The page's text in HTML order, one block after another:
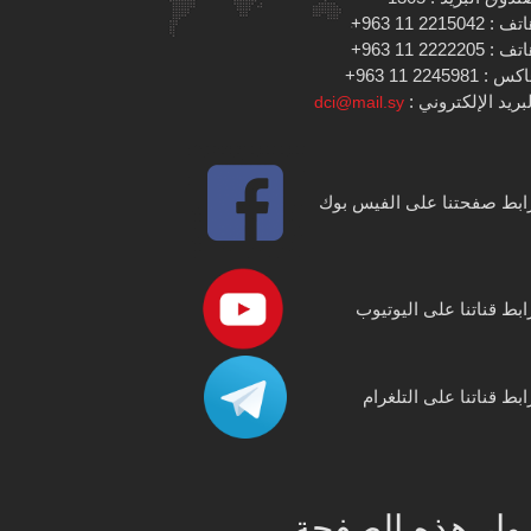
: 2215042 11 963+
: 2222205 11 963+
: 2245981 11 963+
الإلكتروني : dci@mail.sy
صفحتنا على الفيس بوك
قناتنا على اليوتيوب
قناتنا على التلغرام